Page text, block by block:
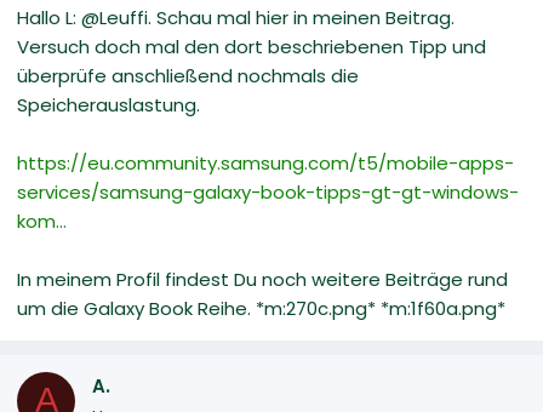
Hallo L: @Leuffi. Schau mal hier in meinen Beitrag.
Versuch doch mal den dort beschriebenen Tipp und
überprüfe anschließend nochmals die
Speicherauslastung.
https://eu.community.samsung.com/t5/mobile-apps-
services/samsung-galaxy-book-tipps-gt-gt-windows-
kom...
In meinem Profil findest Du noch weitere Beiträge rund
um die Galaxy Book Reihe. *m:270c.png* *m:1f60a.png*
A A.